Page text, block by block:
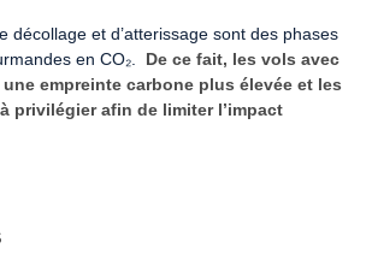
décollage et d’atterissage sont des phases
en CO₂. De ce fait, les vols avec
empreinte carbone plus élevée et les
privilégier afin de limiter l’impact